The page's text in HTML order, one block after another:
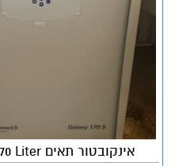
אינקובטור תאים CO2 Incubator 170 Liter יד שניה